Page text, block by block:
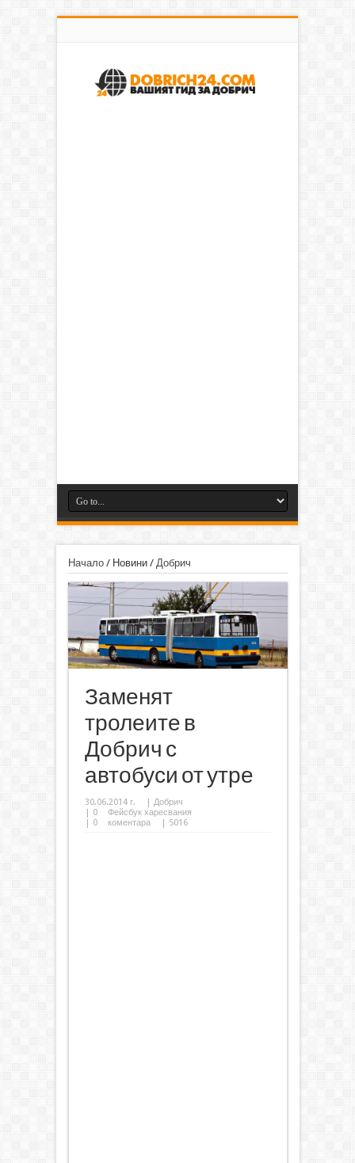
Начало/ Новини/ Добрич
Заменят
тролеите в
Добрич с
автобуси от утре
30.06.2014 г. | Добрич
| 0
Фейсбук харесвания
| 0 коментара | 5016